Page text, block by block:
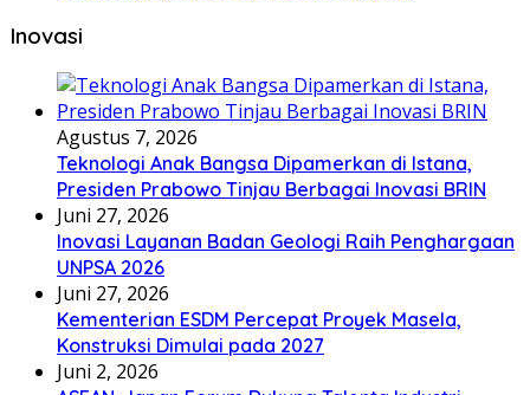
Inovasi
Agustus 7, 2026
Teknologi Anak Bangsa Dipamerkan di Istana,
Presiden Prabowo Tinjau Berbagai Inovasi BRIN
Juni 27, 2026
Inovasi Layanan Badan Geologi Raih Penghargaan
UNPSA 2026
Juni 27, 2026
Kementerian ESDM Percepat Proyek Masela,
Konstruksi Dimulai pada 2027
Juni 2, 2026